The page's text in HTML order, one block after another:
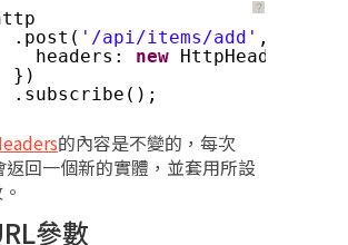
？
.post( '/api/items/add' , body,
headers: new
})
.subscribe();
的內容是不變的，每次
回一個新的實體，並套用所設
參數